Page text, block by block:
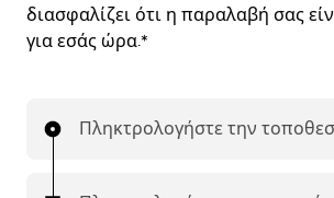
διασφαλίζει ότι η παραλαβή σας
για εσάς ώρα.*
Πληκτρολογήστε την